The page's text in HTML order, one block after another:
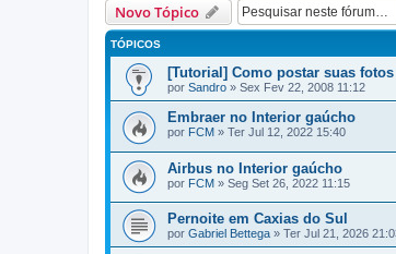
Novo Tópico
TÓPICOS
[Tutorial] Como postar suas
por Sandro » Sex Fev 22, 2008 11:12
Embraer no Interior gaúcho
por FCM » Ter Jul 12, 2022 15:40
Airbus no Interior gaúcho
por FCM » Seg Set 26, 2022 11:15
Pernoite em Caxias do Sul
por Gabriel Bettega » Ter Jul 21, 2026